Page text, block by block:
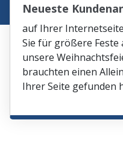
Neueste
auf Ihrer
Sie für größere
unsere
brauchten einen
Ihrer Seite gefunden